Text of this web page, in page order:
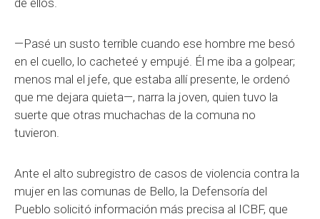
—Pasé un susto terrible cuando ese hombre me besó
en el cuello, lo cacheteé y empujé. Él me iba a golpear;
menos mal el jefe, que estaba allí presente, le ordenó
que me dejara quieta—, narra la joven, quien tuvo la
suerte que otras muchachas de la comuna no
tuvieron.
Ante el alto subregistro de casos de violencia contra la
mujer en las comunas de Bello, la Defensoría del
Pueblo solicitó información más precisa al ICBF, que